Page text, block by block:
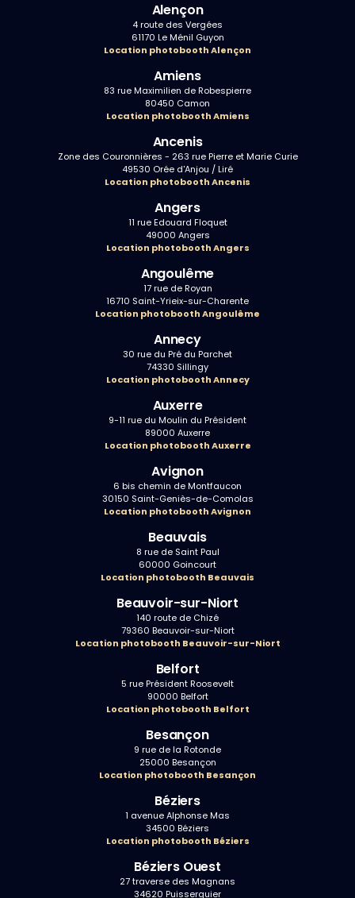
Alençon
4 route des Vergées
61170 Le Ménil Guyon
Location photobooth Alençon
Amiens
83 rue Maximilien de Robespierre
80450 Camon
Location photobooth Amiens
Ancenis
Zone des Couronnières - 263 rue Pierre et Marie Curie
49530 Orée d'Anjou / Liré
Location photobooth Ancenis
Angers
11 rue Edouard Floquet
49000 Angers
Location photobooth Angers
Angoulême
17 rue de Royan
16710 Saint-Yrieix-sur-Charente
Location photobooth Angoulême
Annecy
30 rue du Pré du Parchet
74330 Sillingy
Location photobooth Annecy
Auxerre
9-11 rue du Moulin du Président
89000 Auxerre
Location photobooth Auxerre
Avignon
6 bis chemin de Montfaucon
30150 Saint-Geniès-de-Comolas
Location photobooth Avignon
Beauvais
8 rue de Saint Paul
60000 Goincourt
Location photobooth Beauvais
Beauvoir-sur-Niort
140 route de Chizé
79360 Beauvoir-sur-Niort
Location photobooth Beauvoir-sur-Niort
Belfort
5 rue Président Roosevelt
90000 Belfort
Location photobooth Belfort
Besançon
9 rue de la Rotonde
25000 Besançon
Location photobooth Besançon
Béziers
1 avenue Alphonse Mas
34500 Béziers
Location photobooth Béziers
Béziers Ouest
27 traverse des Magnans
34620 Puisserguier